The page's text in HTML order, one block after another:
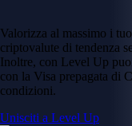
Valorizza al massimo i
criptovalute di tendenza
Inoltre, con Level Up
con la Visa prepagata di
condizioni.
Unisciti a Level Up